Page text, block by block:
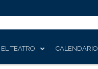
EL TEATRO CALENDARIO